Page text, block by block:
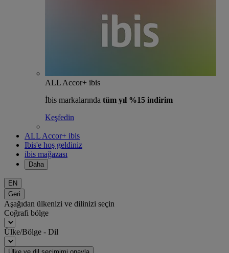
ALL Accor+ ibis
İbis markalarında tüm yıl %15 indirim
Keşfedin
ALL Accor+ ibis
Ibis'e hoş geldiniz
ibis mağazası
Daha
EN
Geri
Aşağıdan ülkenizi ve dilinizi seçin
Coğrafi bölge
Ülke/Bölge - Dil